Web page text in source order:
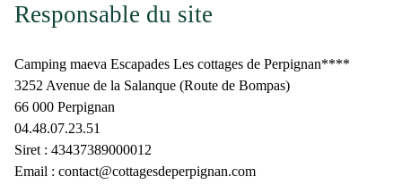
Responsable du site
Camping maeva Escapades Les cottages de Perpignan****
3252 Avenue de la Salanque (Route de Bompas)
66 000 Perpignan
04.48.07.23.51
Siret : 43437389000012
Email : contact@cottagesdeperpignan.com